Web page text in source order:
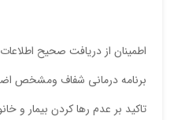
اطمینان از دریافت صحیح اطلاعات
برنامه درمانی شفاف ومشخص
تاکید بر عدم رها کردن بیمار و